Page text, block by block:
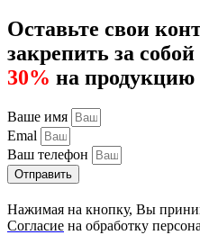
Оставьте свои
закрепить за
30% на
Ваше имя
Emal
Ваш телефон
Отправить
Нажимая на кнопку, Вы
Согласие на обработку